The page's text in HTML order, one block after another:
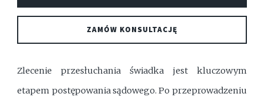
ZAMÓW KONSULTACJĘ
Zlecenie przesłuchania świadka jest kluczowym
etapem postępowania sądowego. Po przeprowadzeniu